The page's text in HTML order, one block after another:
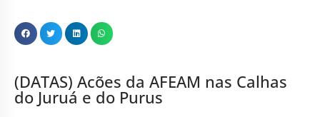
(DATAS) Acões da AFEAM nas Calhas
do Juruá e do Purus